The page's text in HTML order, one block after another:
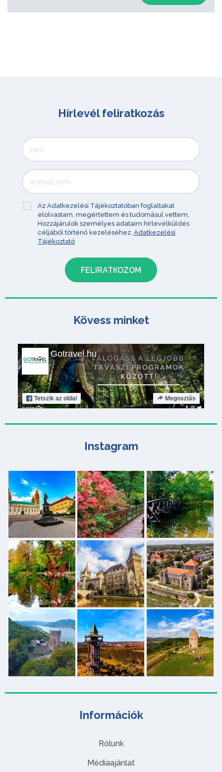
Információk
Rólunk
Médiaajánlat
Hírlevél feliratkozás
Az Adatkezelési Tájékoztatóban foglaltakat
elolvastam, megértettem és tudomásul vettem.
Hozzájárulok személyes adataim hírlevélküldés
céljából történő kezeléséhez. Adatkezelési
Tájékoztató
Kövess minket
Gotravel.hu
Tetszik az oldal Megosztás
Instagram